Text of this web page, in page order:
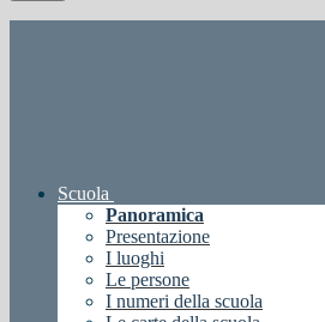
Scuola
Panoramica
Presentazione
I luoghi
Le persone
I numeri della scuola